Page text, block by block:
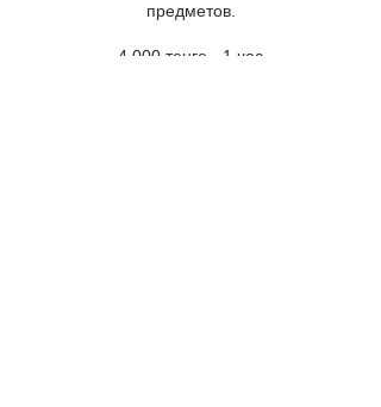
предметов.
4 000 тенге - 1 час